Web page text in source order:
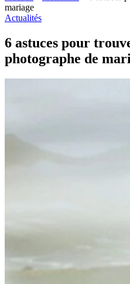
mariage
Actualités
6 astuces pour
photographe de